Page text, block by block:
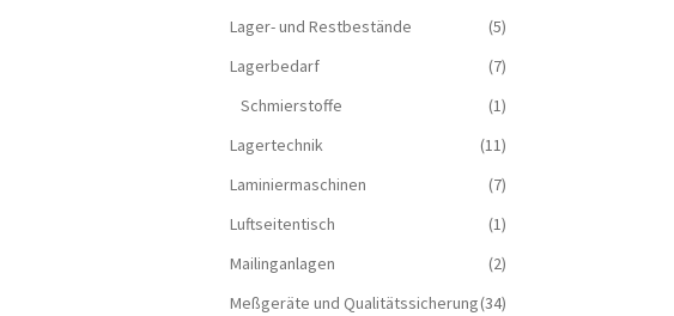
Lager- und Restbestände
(5)
Lagerbedarf
(7)
Schmierstoffe
(1)
Lagertechnik
(11)
Laminiermaschinen
(7)
Luftseitentisch
(1)
Mailinganlagen
(2)
Meßgeräte und Qualitätssicherung(34)